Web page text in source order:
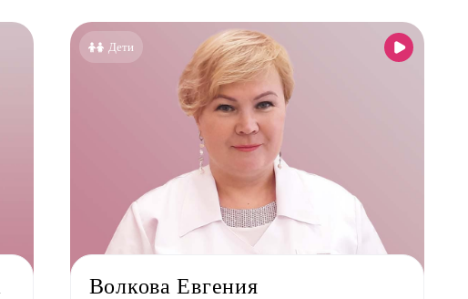
Некрасовка
Новокосино
Дети
Волкова Евгения